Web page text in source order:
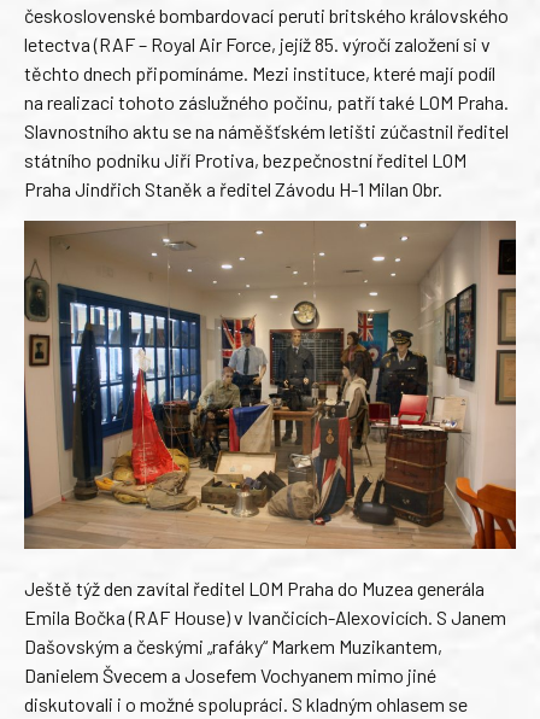
československé bombardovací peruti britského královského
letectva (RAF – Royal Air Force, jejíž 85. výročí založení si v
těchto dnech připomínáme. Mezi instituce, které mají podíl
na realizaci tohoto záslužného počinu, patří také LOM Praha.
Slavnostního aktu se na náměšťském letišti zúčastnil ředitel
státního podniku Jiří Protiva, bezpečnostní ředitel LOM
Praha Jindřich Staněk a ředitel Závodu H-1 Milan Obr.
Ještě týž den zavítal ředitel LOM Praha do Muzea generála
Emila Bočka (RAF House) v Ivančicích-Alexovicích. S Janem
Dašovským a českými „rafáky“ Markem Muzikantem,
Danielem Švecem a Josefem Vochyanem mimo jiné
diskutovali i o možné spolupráci. S kladným ohlasem se